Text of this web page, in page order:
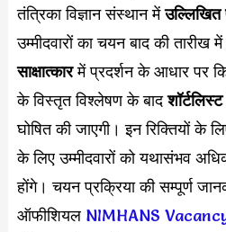
तंत्रिका विज्ञान संस्थान मेंउल्लिखित
उम्मीदवारों का चयन बाद की तारीख
साक्षात्कारमें प्रदर्शन के आधार पर
के विस्तृत विश्लेषण के बाद
घोषित की जाएगी। इन रिक्तियों के
के लिए उम्मीदवारों को यथासंभव
होंगे। चयन प्रक्रिया की सम्पूर्ण
ऑफीशियल NIMHANS